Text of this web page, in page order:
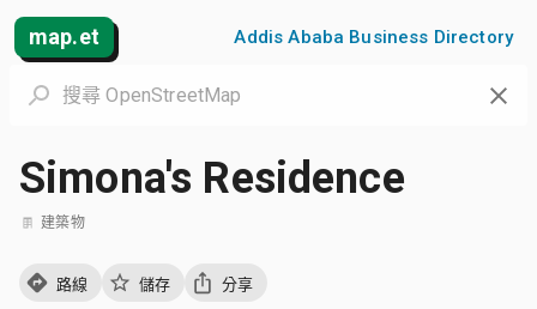
map.et Addis Ababa Business Directory
Simona's Residence
建築物
路線 儲存 分享